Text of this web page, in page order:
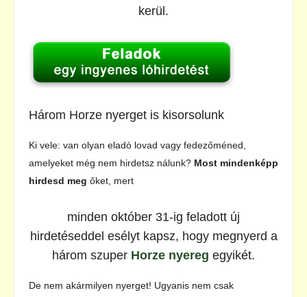
kerül.
Három Horze nyerget is kisorsolunk
Ki vele: van olyan eladó lovad vagy fedezőméned,
amelyeket még nem hirdetsz nálunk? Most mindenképp
hirdesd meg őket, mert
minden október 31-ig feladott új
hirdetéseddel esélyt kapsz, hogy megnyerd a
három szuper Horze nyereg egyikét.
De nem akármilyen nyerget! Ugyanis nem csak